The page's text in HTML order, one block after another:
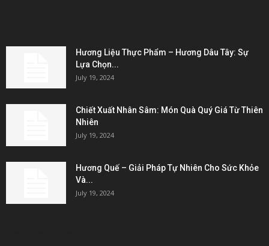
Hương Liệu Thực Phẩm – Hương Dâu Tây: Sự
Lựa Chọn...
July 19, 2024
Chiết Xuất Nhân Sâm: Món Quà Quý Giá Từ Thiên
Nhiên
July 19, 2024
Hương Quế – Giải Pháp Tự Nhiên Cho Sức Khỏe
Và...
July 19, 2024